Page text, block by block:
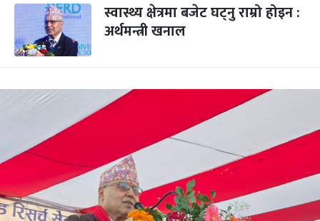
स्वास्थ्य क्षेत्रमा बजेट घट्नु राम्रो होइन :
अर्थमन्त्री खनाल